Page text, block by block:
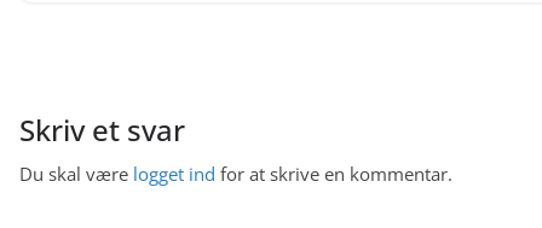
Skriv et svar
Du skal være logget ind for at skrive en kommentar.